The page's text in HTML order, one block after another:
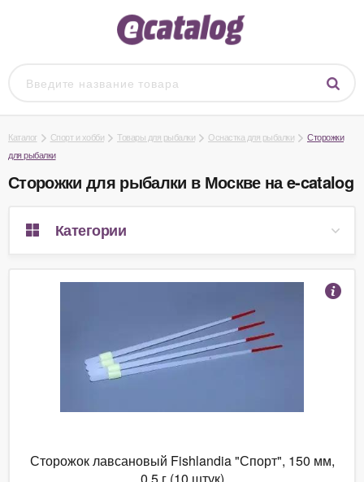
Каталог Спорт и хобби Товары для рыбалки Оснастка для рыбалки
Сторожки
для рыбалки
Сторожки для рыбалки в Москве на e-catalog
Категории
Сторожок лавсановый Fishlandia "Спорт", 150 мм,
0,5 г (10 штук)